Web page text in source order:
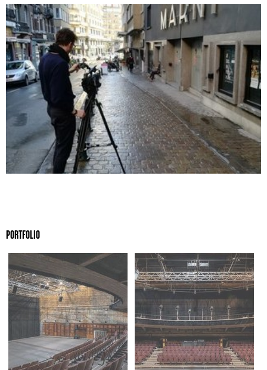
PORTFOLIO